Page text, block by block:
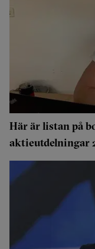
Här är listan på
aktieutdelningar